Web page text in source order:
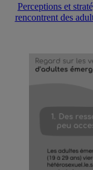
Perceptions et
rencontrent des